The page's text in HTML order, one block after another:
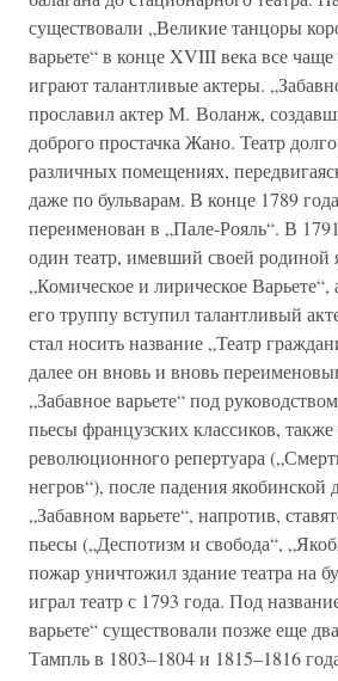
существовали „Великие танцоры
варьете“ в конце XVIII века все
играют талантливые актеры.
прославил актер М. Воланж,
доброго простачка Жано. Театр
различных помещениях,
даже по бульварам. В конце 1789
переименован в „Пале-Рояль“. В
один театр, имевший своей
„Комическое и лирическое Варьете“,
его труппу вступил талантливый
стал носить название „Театр
далее он вновь и вновь
„Забавное варьете“ под
пьесы французских классиков,
революционного репертуара
негров“), после падения якобинской
„Забавном варьете“, напротив,
пьесы („Деспотизм и свобода“,
пожар уничтожил здание театра на
играл театр с 1793 года. Под
варьете“ существовали позже еще
Тампль в 1803–1804 и 1815–1816